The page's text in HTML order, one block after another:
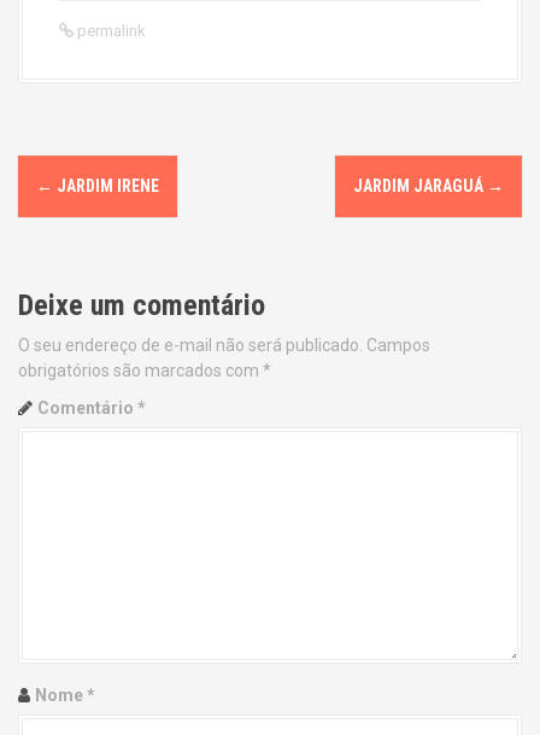
permalink
P
o
t
n
a
i
← JARDIM IRENE JARDIM JARAGUÁ →
Deixe um comentário
O seu endereço de e-mail não será publicado. Campos
obrigatórios são marcados com *
Comentário *
Nome*